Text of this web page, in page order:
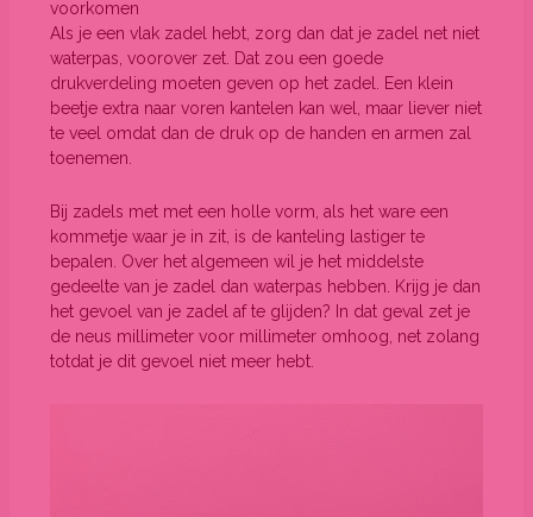
voorkomen
Als je een vlak zadel hebt, zorg dan dat je zadel net niet
waterpas, voorover zet. Dat zou een goede
drukverdeling moeten geven op het zadel. Een klein
beetje extra naar voren kantelen kan wel, maar liever niet
te veel omdat dan de druk op de handen en armen zal
toenemen.
Bij zadels met met een holle vorm, als het ware een
kommetje waar je in zit, is de kanteling lastiger te
bepalen. Over het algemeen wil je het middelste
gedeelte van je zadel dan waterpas hebben. Krijg je dan
het gevoel van je zadel af te glijden? In dat geval zet je
de neus millimeter voor millimeter omhoog, net zolang
totdat je dit gevoel niet meer hebt.